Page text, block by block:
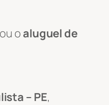
oaluguel de
– PE,